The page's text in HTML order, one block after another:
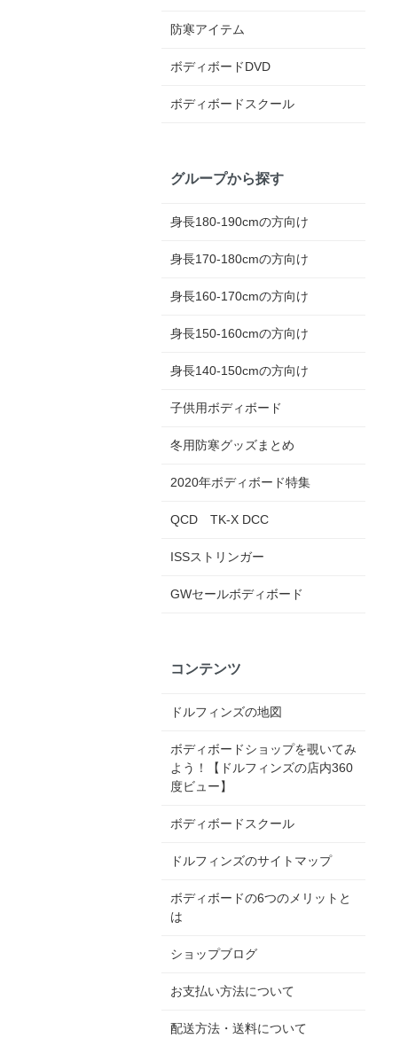
防寒アイテム
ボディボードDVD
ボディボードスクール
グループから探す
身長180-190cmの方向け
身長170-180cmの方向け
身長160-170cmの方向け
身長150-160cmの方向け
身長140-150cmの方向け
子供用ボディボード
冬用防寒グッズまとめ
2020年ボディボード特集
QCD TK-X DCC
ISSストリンガー
GWセールボディボード
コンテンツ
ドルフィンズの地図
ボディボードショップを覗いてみ
よう！【ドルフィンズの店内360
度ビュー】
ボディボードスクール
ドルフィンズのサイトマップ
ボディボードの6つのメリットと
は
ショップブログ
お支払い方法について
配送方法・送料について